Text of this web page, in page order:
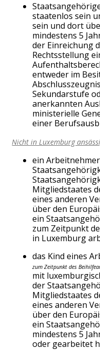
staatenlos sein
sein und dort
mindestens 5
der Einreichung
Rechtsstellung
entweder im
Sekundarstufe
anerkannten
ministerielle
einer
Nicht in Luxemburg
ein
Mitgliedstaates
eines anderen
über den
ein
zum Zeitpunkt
in Luxemburg
das Kind eines
zum Zeitpunktdes Beihil
mit
der
Mitgliedstaates
eines anderen
über den
ein
mindestens 5
oder gearbeitet